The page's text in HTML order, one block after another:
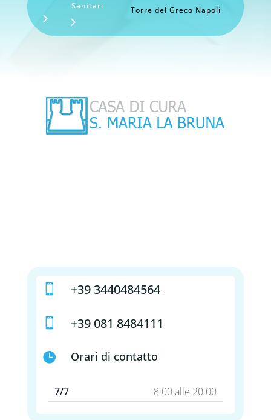
Sanitari
Torre del Greco Napoli
 +39 3440484564
 +39 081 8484111
 Orari di contatto
7/7 8.00 alle 20.00